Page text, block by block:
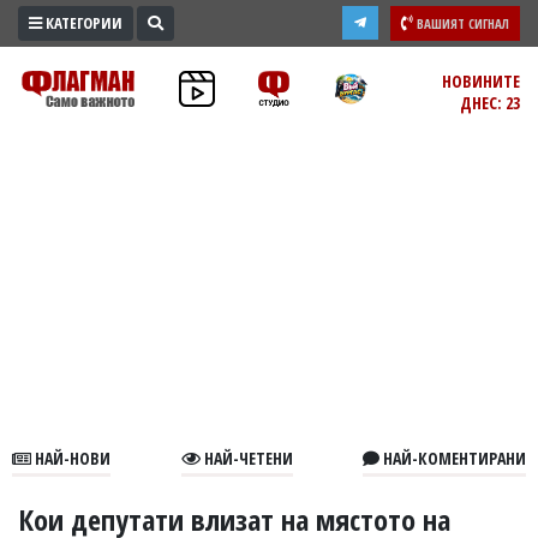
ПРОМО
ЗОНА
В
КАТЕГОРИИ ВАШИЯТ СИГНАЛ
НОВИНИТЕ
ДНЕС: 23
НАЙ-НОВИ НАЙ-ЧЕТЕНИ НАЙ-КОМЕНТИРАНИ
Кои депутати влизат на мястото на